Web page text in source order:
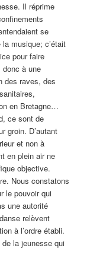
Il réprime
se
musique; c’était
pour faire
donc à une
des raves, des
en Bretagne…
ce sont de
groin. D’autant
et non à
en plein air ne
objective.
Nous constatons
le pouvoir qui
une autorité
relèvent
à l’ordre établi.
la jeunesse qui